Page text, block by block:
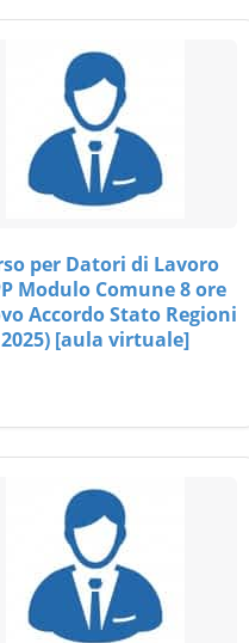
per Datori di Lavoro
Modulo Comune 8 ore
Accordo Stato Regioni
2025) [aula virtuale]